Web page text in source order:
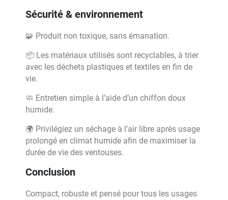
Sécurité & environnement
🧩 Produit non toxique, sans émanation.
📦 Les matériaux utilisés sont recyclables, à trier
avec les déchets plastiques et textiles en fin de
vie.
🧼 Entretien simple à l’aide d’un chiffon doux
humide.
🌍 Privilégiez un séchage à l’air libre après usage
prolongé en climat humide afin de maximiser la
durée de vie des ventouses.
Conclusion
Compact, robuste et pensé pour tous les usages